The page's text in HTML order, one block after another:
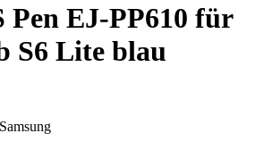
Pen EJ-PP610 für
S6 Lite blau